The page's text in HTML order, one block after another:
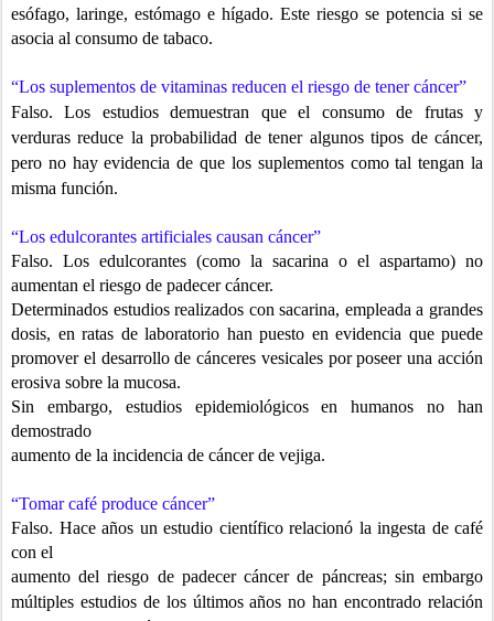
esófago, laringe, estómago e hígado. Este riesgo se potencia si se
asocia al consumo de tabaco.
“Los suplementos de vitaminas reducen el riesgo de tener cáncer”
Falso.Los estudios demuestran que el consumo de frutas y
verdurasreduce la probabilidad de tener algunos tipos de cáncer,
pero no hay evidencia de que los suplementos como tal tengan la
misma función.
“Los edulcorantes artificiales causan cáncer”
Falso. Los edulcorantes (como la sacarina o el aspartamo) no
aumentan el riesgo de padecer cáncer.
Determinados estudios realizados con sacarina, empleada a grandes
dosis, en ratas de laboratorio han puesto en evidencia que puede
promover el desarrollo de cánceres vesicales por poseer una acción
erosiva sobre la mucosa.
Sin embargo, estudios epidemiológicos en humanos no han
demostrado
aumento de la incidencia de cáncer de vejiga.
“Tomar café produce cáncer”
Falso. Hace años un estudio científico relacionó la ingesta de café
con el
aumento del riesgo de padecer cáncer de páncreas; sin embargo
múltiples estudios de los últimos años no han encontrado relación